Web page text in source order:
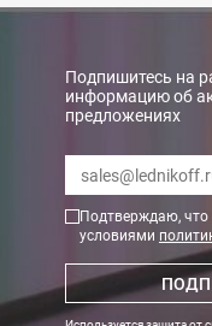
Подпишитесь на
информацию об
предложениях
Подтверждаю, что
условиями